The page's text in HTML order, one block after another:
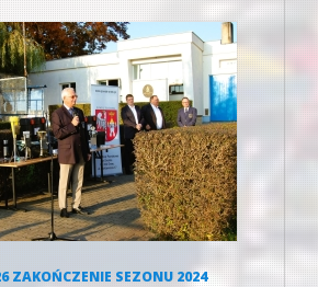
ZAKOŃCZENIE SEZONU 2024